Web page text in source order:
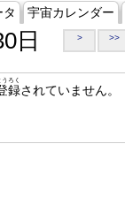
タ 宇宙カレンダー
日 > >>
録
うろく
されていません。